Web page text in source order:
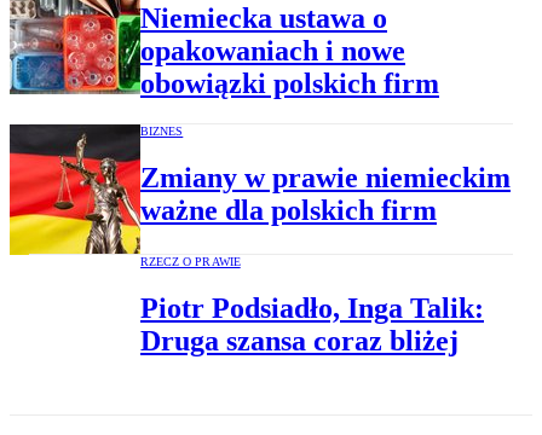
Niemiecka ustawa o
opakowaniach i nowe
obowiązki polskich firm
BIZNES
Zmiany w prawie niemieckim
ważne dla polskich firm
RZECZ O PRAWIE
Piotr Podsiadło, Inga Talik:
Druga szansa coraz bliżej